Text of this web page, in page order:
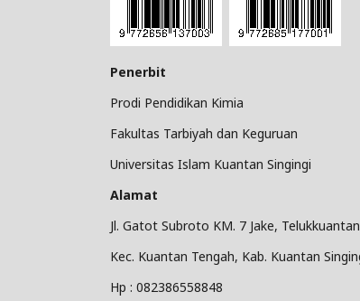
Penerbit
Prodi Pendidikan Kimia
Fakultas Tarbiyah dan Keguruan
Universitas Islam Kuantan Singingi
Alamat
Jl. Gatot Subroto KM. 7 Jake, Telukkuantan
Kec. Kuantan Tengah, Kab. Kuantan
Hp : 082386558848